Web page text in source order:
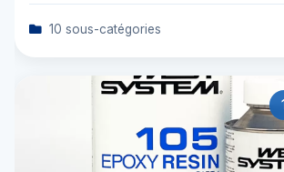
10 sous-catégories